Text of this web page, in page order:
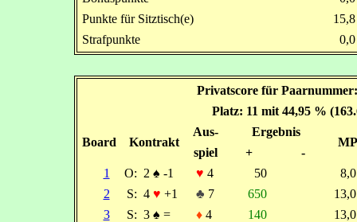
Punkte für Sitztisch(e)
Strafpunkte
Privatscore für
Platz: 11 mit 44,95 %
Board Kontrakt
Aus- Ergebnis
MP
spiel +
-
1
O: 2 ♠ -1 ♥ 4 50
2
S: 4 ♥ +1 ♣ 7 650
3
S: 3 ♠ = ♦4 140